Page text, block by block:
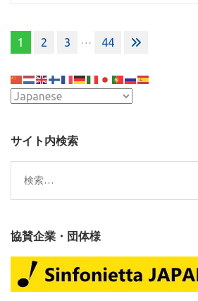
投
稿
の
ペ
ー
送
り
1 2 3 44
サイト内検索
検
協賛企業・団体様